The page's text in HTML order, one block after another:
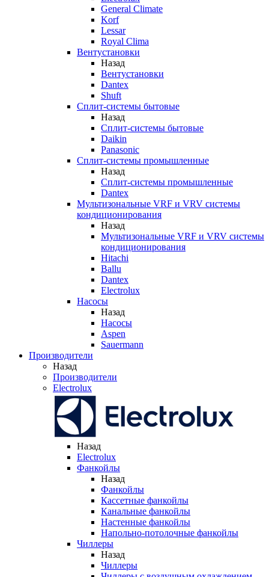
General Climate
Korf
Lessar
Royal Clima
Вентустановки
Назад
Вентустановки
Dantex
Shuft
Сплит-системы бытовые
Назад
Сплит-системы бытовые
Daikin
Panasonic
Сплит-системы промышленные
Назад
Сплит-системы промышленные
Dantex
Мультизональные VRF и VRV системы
кондиционирования
Назад
Мультизональные VRF и VRV системы
кондиционирования
Hitachi
Ballu
Dantex
Electrolux
Насосы
Назад
Насосы
Aspen
Sauermann
Производители
Назад
Производители
Electrolux
Назад
Electrolux
Фанкойлы
Назад
Фанкойлы
Кассетные фанкойлы
Канальные фанкойлы
Настенные фанкойлы
Напольно-потолочные фанкойлы
Чиллеры
Назад
Чиллеры